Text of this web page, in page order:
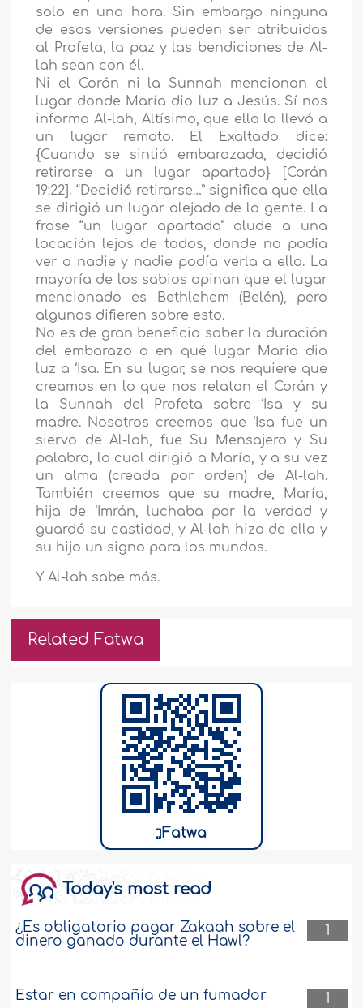
solo en una hora. Sin embargo ninguna
de esas versiones pueden ser atribuidas
al Profeta, la paz y las bendiciones de Al-
lah sean con él.
Ni el Corán ni la Sunnah mencionan el
lugar donde María dio luz a Jesús. Sí nos
informa Al-lah, Altísimo, que ella lo llevó a
un lugar remoto. El Exaltado dice:
{Cuando se sintió embarazada, decidió
retirarse a un lugar apartado} [Corán
19:22]. “Decidió retirarse…” significa que ella
se dirigió un lugar alejado de la gente. La
frase “un lugar apartado” alude a una
locación lejos de todos, donde no podía
ver a nadie y nadie podía verla a ella. La
mayoría de los sabios opinan que el lugar
mencionado es Bethlehem (Belén), pero
algunos difieren sobre esto.
No es de gran beneficio saber la duración
del embarazo o en qué lugar María dio
luz a ‘Isa. En su lugar, se nos requiere que
creamos en lo que nos relatan el Corán y
la Sunnah del Profeta sobre ‘Isa y su
madre. Nosotros creemos que ‘Isa fue un
siervo de Al-lah, fue Su Mensajero y Su
palabra, la cual dirigió a María, y a su vez
un alma (creada por orden) de Al-lah.
También creemos que su madre, María,
hija de ‘Imrán, luchaba por la verdad y
guardó su castidad, y Al-lah hizo de ella y
su hijo un signo para los mundos.
Y Al-lah sabe más.
Related Fatwa
Fatwa
Today's most read
1
¿Es obligatorio pagar Zakaah sobre el
dinero ganado durante el Hawl?
1
Estar en compañía de un fumador